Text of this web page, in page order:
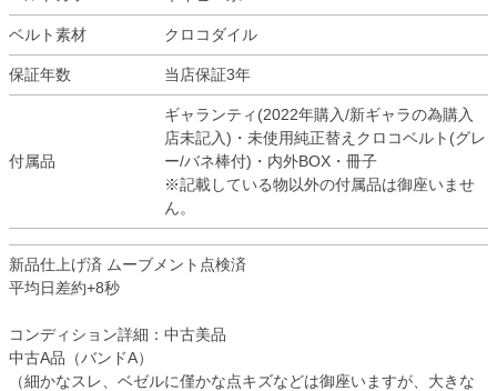
ベルト素材 クロコダイル
保証年数 当店保証3年
付属品
ギャランティ(2022年購入/新ギャラの為購入
店未記入)・未使用純正替えクロコベルト(グレ
ー/バネ棒付)・内外BOX・冊子
※記載している物以外の付属品は御座いませ
ん。
新品仕上げ済 ムーブメント点検済
平均日差約+8秒
コンディション詳細：中古美品
中古A品（バンドA）
（細かなスレ、ベゼルに僅かな点キズなどは御座いますが、大きな